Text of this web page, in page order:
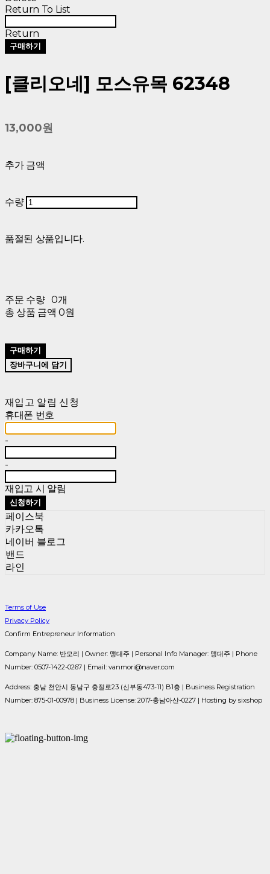
Return To List
Return
구매하기
[클리오네] 모스유목 62348
13,000원
추가 금액
수량
품절된 상품입니다.
주문 수량 0개
총 상품 금액 0원
구매하기
장바구니에 담기
재입고 알림 신청
휴대폰 번호
-
-
재입고 시 알림
신청하기
페이스북
카카오톡
네이버 블로그
밴드
라인
Terms of Use
Privacy Policy
Confirm Entrepreneur Information
Company Name: 반모리 | Owner: 맹대주 | Personal Info Manager: 맹대주 | Phone
Number: 0507-1422-0267 | Email: vanmori@naver.com
Address: 충남 천안시 동남구 충절로23 (신부동473-11) B1층 | Business Registration
Number: 875-01-00978 | Business License: 2017-충남아산-0227 | Hosting by sixshop